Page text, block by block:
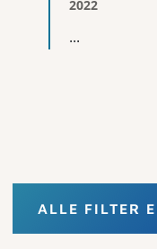
2022
...
ALLE FILTER